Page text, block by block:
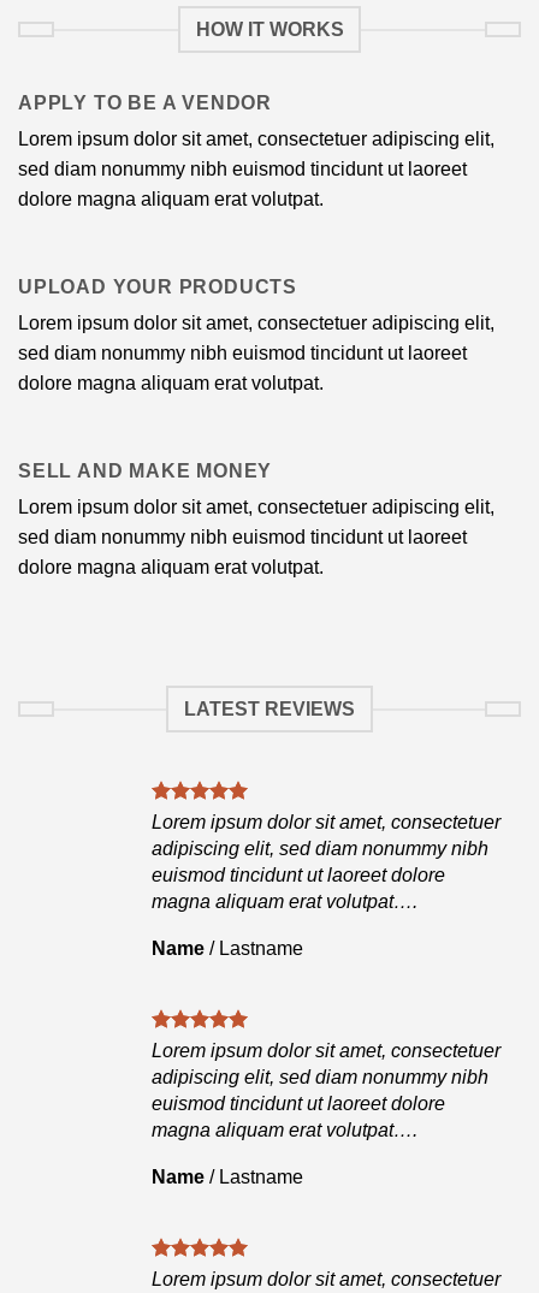
HOW IT WORKS
APPLY TO BE A VENDOR
Lorem ipsum dolor sit amet, consectetuer adipiscing elit,
sed diam nonummy nibh euismod tincidunt ut laoreet
dolore magna aliquam erat volutpat.
UPLOAD YOUR PRODUCTS
Lorem ipsum dolor sit amet, consectetuer adipiscing elit,
sed diam nonummy nibh euismod tincidunt ut laoreet
dolore magna aliquam erat volutpat.
SELL AND MAKE MONEY
Lorem ipsum dolor sit amet, consectetuer adipiscing elit,
sed diam nonummy nibh euismod tincidunt ut laoreet
dolore magna aliquam erat volutpat.
LATEST REVIEWS
Lorem ipsum dolor sit amet, consectetuer
adipiscing elit, sed diam nonummy nibh
euismod tincidunt ut laoreet dolore
magna aliquam erat volutpat….
Name / Lastname
Lorem ipsum dolor sit amet, consectetuer
adipiscing elit, sed diam nonummy nibh
euismod tincidunt ut laoreet dolore
magna aliquam erat volutpat….
Name / Lastname
Lorem ipsum dolor sit amet, consectetuer